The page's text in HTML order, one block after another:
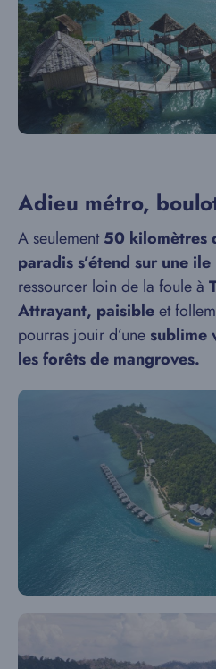
Adieu métro,
A seulement50 kilomètres
paradis s’étend sur une
ressourcer loin de la foule à
Attrayant, paisibleet
pourras jouir d’unesublime
les forêts de mangroves.